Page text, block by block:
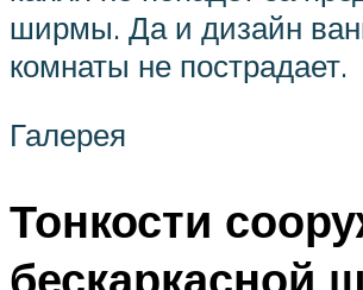
ширмы. Да и дизайн
комнаты не пострадает.
Галерея
Тонкости